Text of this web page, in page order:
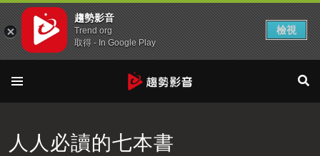
人人必讀的七本書
趨勢影音
Trend org
取得 - In Google Play
檢視